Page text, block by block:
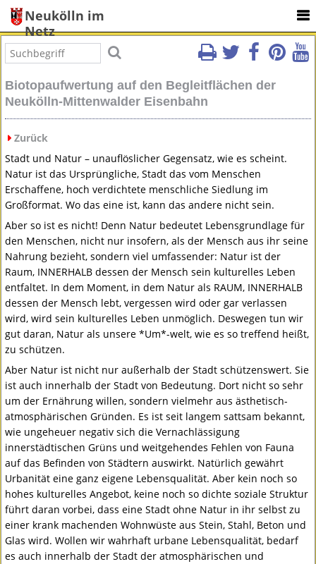
Neukölln im
Netz
Biotopaufwertung auf den Begleitflächen der
Neukölln-Mittenwalder Eisenbahn
Zurück
Stadt und Natur – unauflöslicher Gegensatz, wie es scheint.
Natur ist das Ursprüngliche, Stadt das vom Menschen
Erschaffene, hoch verdichtete menschliche Siedlung im
Großformat. Wo das eine ist, kann das andere nicht sein.
Aber so ist es nicht! Denn Natur bedeutet Lebensgrundlage für
den Menschen, nicht nur insofern, als der Mensch aus ihr seine
Nahrung bezieht, sondern viel umfassender: Natur ist der
Raum, INNERHALB dessen der Mensch sein kulturelles Leben
entfaltet. In dem Moment, in dem Natur als RAUM, INNERHALB
dessen der Mensch lebt, vergessen wird oder gar verlassen
wird, wird sein kulturelles Leben unmöglich. Deswegen tun wir
gut daran, Natur als unsere *Um*-welt, wie es so treffend heißt,
zu schützen.
Aber Natur ist nicht nur außerhalb der Stadt schützenswert. Sie
ist auch innerhalb der Stadt von Bedeutung. Dort nicht so sehr
um der Ernährung willen, sondern vielmehr aus ästhetisch-
atmosphärischen Gründen. Es ist seit langem sattsam bekannt,
wie ungeheuer negativ sich die Vernachlässigung
innerstädtischen Grüns und weitgehendes Fehlen von Fauna
auf das Befinden von Städtern auswirkt. Natürlich gewährt
Urbanität eine ganz eigene Lebensqualität. Aber kein noch so
hohes kulturelles Angebot, keine noch so dichte soziale Struktur
führt daran vorbei, dass eine Stadt ohne Natur in ihr selbst zu
einer krank machenden Wohnwüste aus Stein, Stahl, Beton und
Glas wird. Wollen wir wahrhaft urbane Lebensqualität, bedarf
es auch innerhalb der Stadt der atmosphärischen und